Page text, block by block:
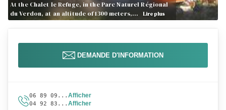
At the Chalet le Refuge, in the Parc Naturel Régional
du Verdon, at an altitude of 1300 meters,…
Lire plus
DEMANDE D'INFORMATION
06 89 09... Afficher
04 92 83... Afficher